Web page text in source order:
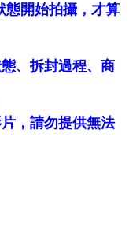
態開始拍攝，才算
、拆封過程、商
，請勿提供無法